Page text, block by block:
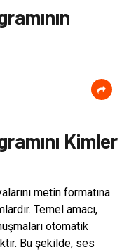
Kimler
metin formatına
Temel amacı,
otomatik
Bu şekilde, ses